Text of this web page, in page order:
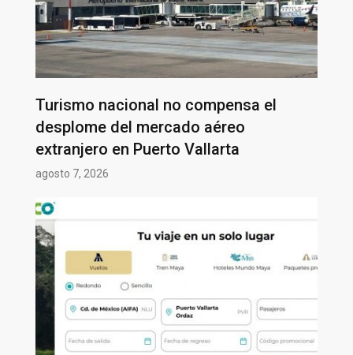
Turismo nacional no compensa el
desplome del mercado aéreo
extranjero en Puerto Vallarta
agosto 7, 2026